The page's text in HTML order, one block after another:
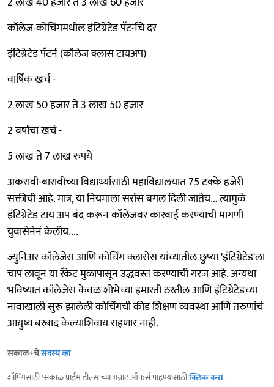
कॉलेज-कोचिंगमधील इंटिग्रेटेड पॅटर्नचे दर
इंटिग्रेटेड पॅटर्न (कॉलेज क्लास टायअप)
वार्षिक खर्च -
2 लाख 50 हजार ते 3 लाख 50 हजार
2 वर्षांचा खर्च -
5 लाख ते 7 लाख रुपये
अकरावी-बारावीच्या विद्यार्थ्यांसाठी महाविद्यालयात 75 टक्के हजेरी
सक्तीची आहे. मात्र, या नियमाला सर्रास बगल दिली जातेय... त्यामुळे
इंटिग्रेटेड टाय अप बंद करून कॉलेजवर कारवाई करण्याची मागणी
युवासेनेनं केलीय....
ज्युनिअर कॉलेजेस आणि कोचिंग क्लासेस यांच्यातील छुप्या 'इंटिग्रेटेड'ला
चाप लावून या रॅकेट मुळापासून उद्धवस्त करण्याची गरज आहे. अन्यथा
भविष्यात कॉलेजेस केवळ शोभेच्या इमारती ठरतील आणि इंटिग्रेटेडच्या
नावाखाली सुरू झालेली कोचिंगची कीड शिक्षण व्यवस्था आणि तरुणांचं
आय़ुष्य बरबाद केल्याशिवाय राहणार नाही.
सकाळ+चेसदस्य व्हा
शॉपिंगसाठी 'सकाळ प्राईम डील्स'च्या भन्नाट ऑफर्स पाहण्यासाठीक्लिक करा.